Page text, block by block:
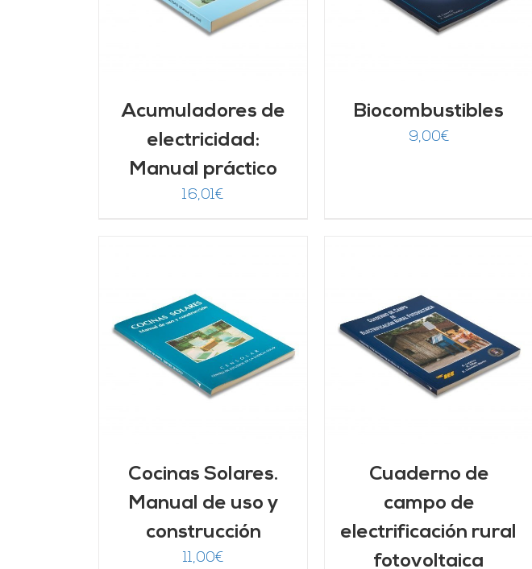
Acumuladores de
electricidad:
Manual práctico
16,01€
Biocombustibles
9,00€
Cocinas Solares.
Manual de uso y
construcción
11,00€
AÑADIR AL CARRITO
DETALLES
Cuaderno de
campo de
electrificación rural
fotovoltaica
AÑADIR AL CARRITO
DETALLES